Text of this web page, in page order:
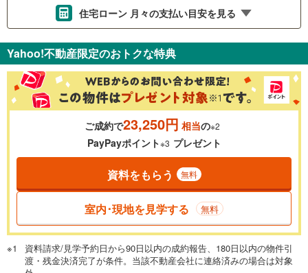
住宅ローン 月々の支払い目安を見る
金利 ％
0.01%
一般的には最長35年まで借り入れ可能です。多くの金融機関
が完済時の年齢は80歳までを条件としています。
閉じる
頭金 万円
Yahoo!不動産限定のおトクな特典
ご成約で23,250円 相当の※2
PayPayポイント※3 プレゼント
資料をもらう 無料
室内･現地を見学する 無料
資料請求/見学予約日から90日以内の成約報告、180日以内の物件引
渡・残金決済完了が条件。当該不動産会社に連絡済みの場合は対象